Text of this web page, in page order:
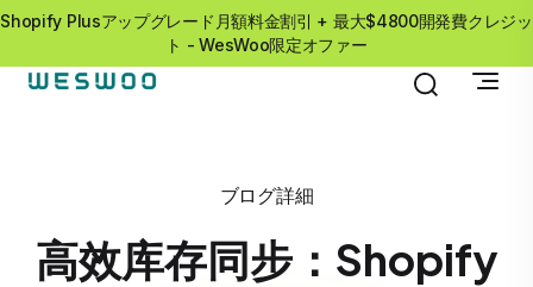
Shopify Plusアップグレード月額料金割引 + 最大$4800開発費クレジッ
ト - WesWoo限定オファー
ブログ詳細
高效库存同步：Shopify